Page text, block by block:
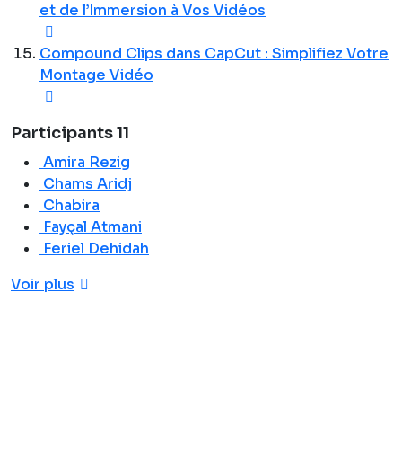
et de l’Immersion à Vos Vidéos
Compound Clips dans CapCut : Simplifiez Votre
Montage Vidéo
Participants11
Amira Rezig
Chams Aridj
Chabira
Fayçal Atmani
Feriel Dehidah
Voir plus